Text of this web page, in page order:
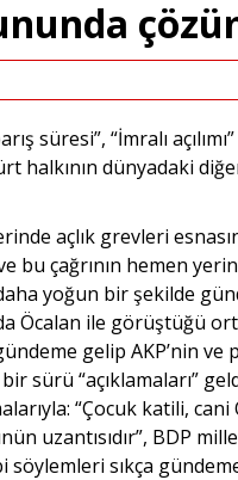
süresi”, “İmralı
halkının dünyadaki
açlık grevleri
bu çağrının hemen
yoğun bir şekilde
Öcalan ile görüştüğü
gelip AKP’nin ve
bir sürü “açıklamaları”
“Çocuk katili,
uzantısıdır”, BDP
söylemleri sıkça